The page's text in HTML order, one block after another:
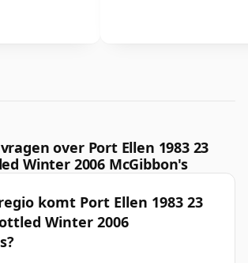
over Port Ellen 1983 23
Winter 2006 McGibbon's
komt Port Ellen 1983 23
Winter 2006